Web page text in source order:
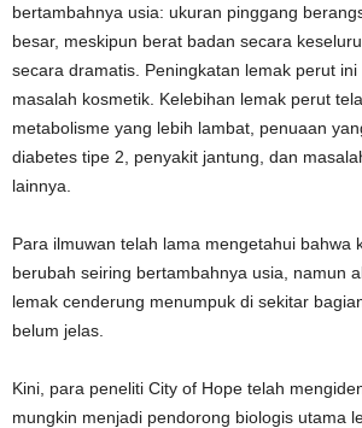
bertambahnya usia: ukuran pinggang
besar, meskipun berat badan secara
secara dramatis. Peningkatan lemak perut
masalah kosmetik. Kelebihan lemak perut
metabolisme yang lebih lambat, penuaan
diabetes tipe 2, penyakit jantung, dan
lainnya.
Para ilmuwan telah lama mengetahui bahwa
berubah seiring bertambahnya usia, namun
lemak cenderung menumpuk di sekitar
belum jelas.
Kini, para peneliti City of Hope telah
mungkin menjadi pendorong biologis utama